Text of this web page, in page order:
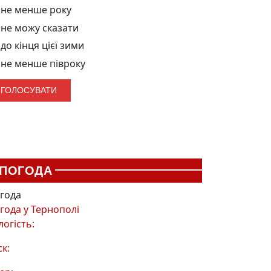
не менше року
не можу сказати
до кінця цієї зими
не менше півроку
ПОГОДА
уТернополі